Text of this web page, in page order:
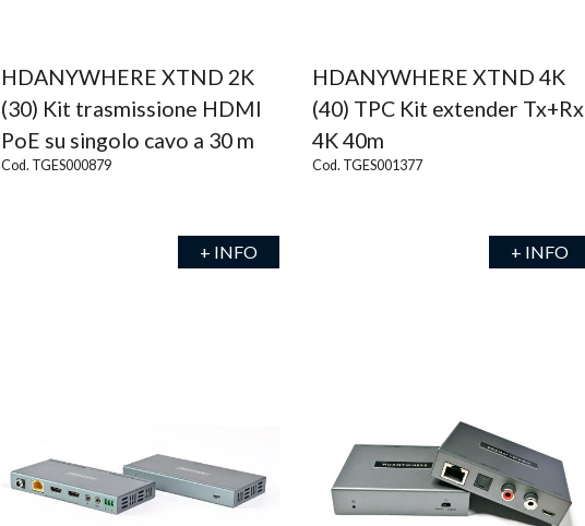
HDANYWHERE XTND 2K
(30) Kit trasmissione HDMI
PoE su singolo cavo a 30 m
Cod. TGES000879
+ INFO
HDANYWHERE XTND 4K
(40) TPC Kit extender Tx+Rx
4K 40m
Cod. TGES001377
+ INFO